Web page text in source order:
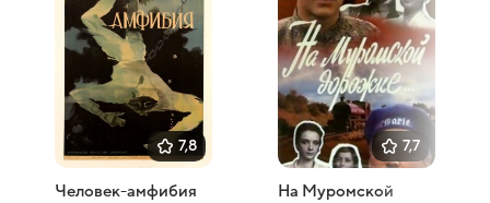
7,8
Человек-амфибия
7,7
На Муромской